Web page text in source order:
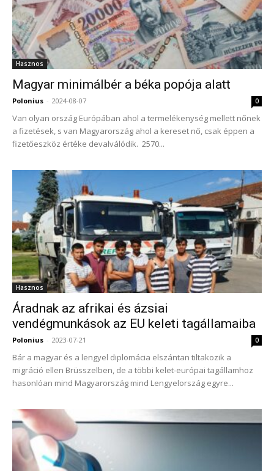
Hasznos
Magyar minimálbér a béka popója alatt
Polonius - 2024-08-07 0
Van olyan ország Európában ahol a termelékenység mellett nőnek
a fizetések, s van Magyarország ahol a kereset nő, csak éppen a
fizetőeszköz értéke devalválódik. 2570...
Hasznos
Áradnak az afrikai és ázsiai
vendégmunkások az EU keleti tagállamaiba
Polonius - 2023-07-21 0
Bár a magyar és a lengyel diplomácia elszántan tiltakozik a
migráció ellen Brüsszelben, de a többi kelet-európai tagállamhoz
hasonlóan mind Magyarország mind Lengyelország egyre...